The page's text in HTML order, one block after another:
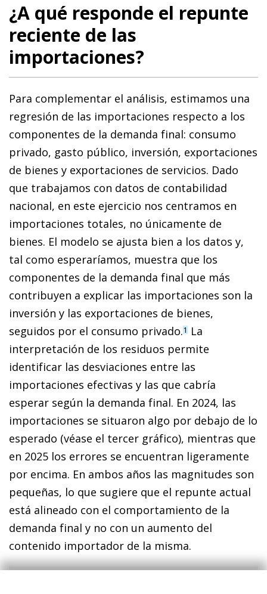
¿A qué responde el repunte
reciente de las
importaciones?
Para complementar el análisis, estimamos una
regresión de las importaciones respecto a los
componentes de la demanda final: consumo
privado, gasto público, inversión, exportaciones
de bienes y exportaciones de servicios. Dado
que trabajamos con datos de contabilidad
nacional, en este ejercicio nos centramos en
importaciones totales, no únicamente de
bienes. El modelo se ajusta bien a los datos y,
tal como esperaríamos, muestra que los
componentes de la demanda final que más
contribuyen a explicar las importaciones son la
inversión y las exportaciones de bienes,
seguidos por el consumo privado.1 La
interpretación de los residuos permite
identificar las desviaciones entre las
importaciones efectivas y las que cabría
esperar según la demanda final. En 2024, las
importaciones se situaron algo por debajo de lo
esperado (véase el tercer gráfico), mientras que
en 2025 los errores se encuentran ligeramente
por encima. En ambos años las magnitudes son
pequeñas, lo que sugiere que el repunte actual
está alineado con el comportamiento de la
demanda final y no con un aumento del
contenido importador de la misma.